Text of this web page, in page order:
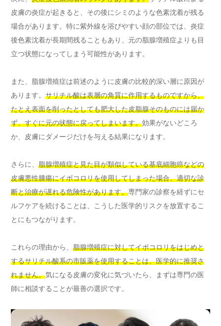
皮膚の炎症が起きると、その後にシミのような色素沈着が残る
場合があります。特に紫外線を浴びやすい顔の部位では、炎症
後色素沈着が長期間残ることもあり、元の脂腺増殖症よりも目
立つ状態になってしまう可能性があります。
また、脂腺増殖症は前述のように皮膚の比較的深い層に原因が
あります。 サリチル酸は表層の角質に作用するものですから、
たとえ表面を削ったとしても肥大した皮脂腺そのものには届か
ず、すぐに元の状態に戻ってしまいます。効果がないどころ
か、皮膚にダメージだけを与える結果になります。
さらに、 脂腺増殖症と見た目が類似している基底細胞癌などの
皮膚悪性腫瘍にイボコロリを使用してしまった場合、適切な診
断と治療が遅れる危険性があります。専門家の診察を経ずにセ
ルフケアを続けることは、こうした医学的リスクを放置するこ
とにもつながります。
これらの理由から、 脂腺増殖症に対してイボコロリをはじめと
するサリチル酸系の市販薬を使用することは、医学的に推奨さ
れません。気になる皮膚の変化に気づいたら、まずは専門の医
師に相談することが最善の選択です。